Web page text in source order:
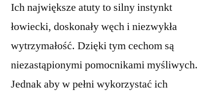
Ich największe atuty to silny instynkt
łowiecki, doskonały węch i niezwykła
wytrzymałość. Dzięki tym cechom są
niezastąpionymi pomocnikami myśliwych.
Jednak aby w pełni wykorzystać ich